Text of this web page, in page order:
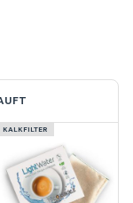
KALKFILTER